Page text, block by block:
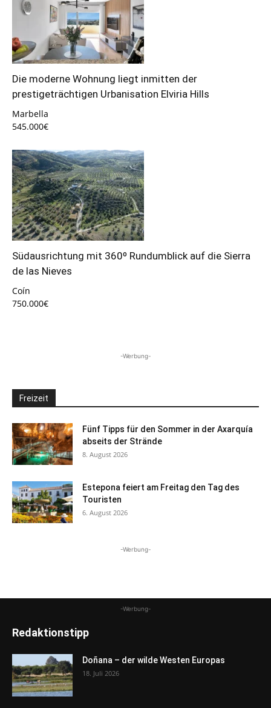
Die moderne Wohnung liegt inmitten der
prestigeträchtigen Urbanisation Elviria Hills
Marbella
545.000€
Südausrichtung mit 360º Rundumblick auf die Sierra
de las Nieves
Coín
750.000€
-Werbung-
Freizeit
Fünf Tipps für den Sommer in der Axarquía
abseits der Strände
8. August 2026
Estepona feiert am Freitag den Tag des
Touristen
6. August 2026
-Werbung-
-Werbung-
Redaktionstipp
Doñana – der wilde Westen Europas
18. Juli 2026